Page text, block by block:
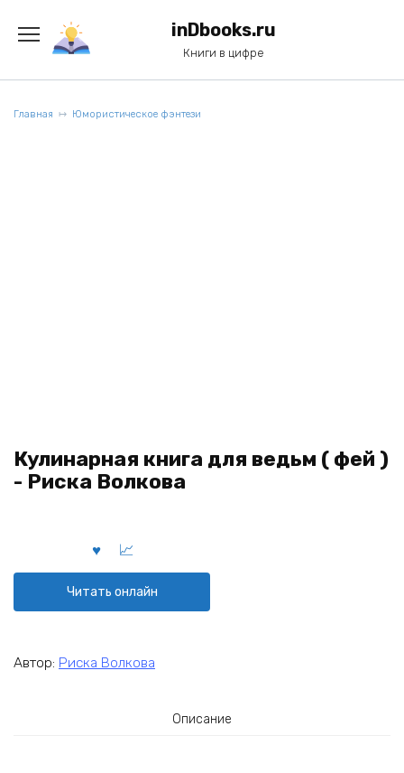
содержанию
inDbooks.ru
Книги в цифре
Главная Юмористическое фэнтези
Кулинарная книга для ведьм ( фей )
- Риска Волкова
Читать онлайн
Автор: Риска Волкова
Описание